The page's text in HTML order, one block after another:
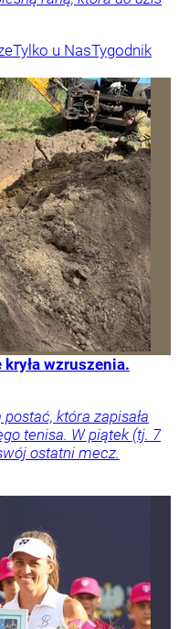
Tylko u NasTygodnik
wzruszenia.
która zapisała
tenisa. W piątek (tj. 7
ostatni mecz.